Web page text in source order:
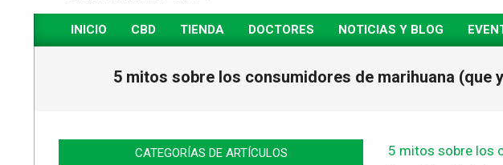
Menú
navegación
INICIO CBD TIENDA DOCTORES NOTICIAS Y BLOG
5 mitos sobre los consumidores de marihuana
5 mitos sobre los
CATEGORÍAS DE ARTÍCULOS